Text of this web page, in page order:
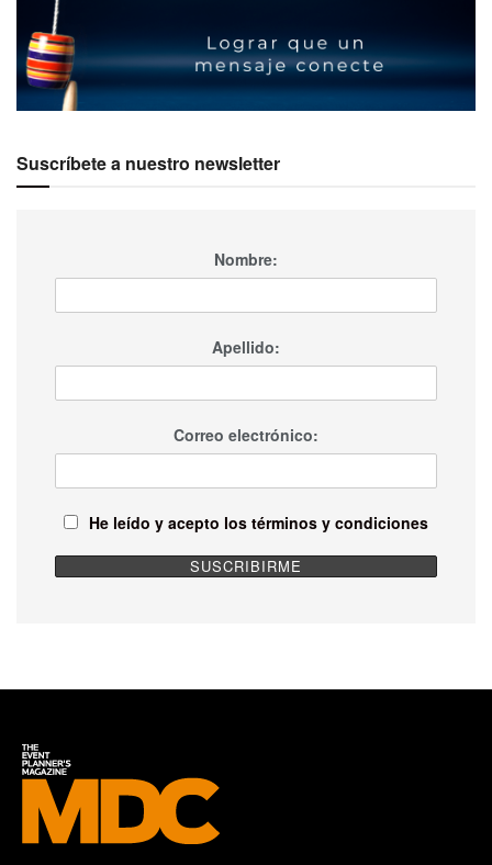
Suscríbete a nuestro newsletter
Nombre:
Apellido:
Correo electrónico:
He leído y acepto los términos y condiciones